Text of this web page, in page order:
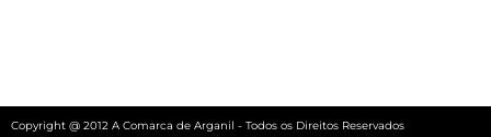
Copyright @ 2012 A Comarca de Arganil - Todos os Direitos Reservados